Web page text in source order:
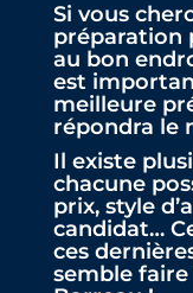
Si vous
préparation
au bon
est
meilleure
répondra le
Il existe
chacune
prix, style
candidat…
ces
semble